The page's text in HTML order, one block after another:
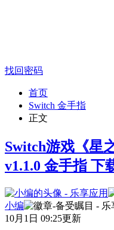
找回密码
首页
Switch 金手指
正文
Switch游戏《星
v1.1.0 金手指 下
小编
10月1日 09:25更新